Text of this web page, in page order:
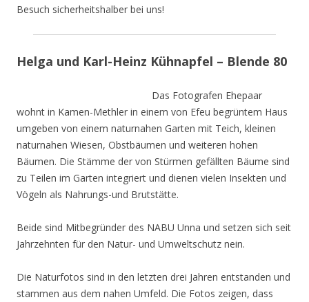
Besuch sicherheitshalber bei uns!
Helga und Karl-Heinz Kühnapfel – Blende 80
Das Fotografen Ehepaar
wohnt in Kamen-Methler in einem von Efeu begrüntem Haus
umgeben von einem naturnahen Garten mit Teich, kleinen
naturnahen Wiesen, Obstbäumen und weiteren hohen
Bäumen. Die Stämme der von Stürmen gefällten Bäume sind
zu Teilen im Garten integriert und dienen vielen Insekten und
Vögeln als Nahrungs-und Brutstätte.
Beide sind Mitbegründer des NABU Unna und setzen sich seit
Jahrzehnten für den Natur- und Umweltschutz nein.
Die Naturfotos sind in den letzten drei Jahren entstanden und
stammen aus dem nahen Umfeld. Die Fotos zeigen, dass